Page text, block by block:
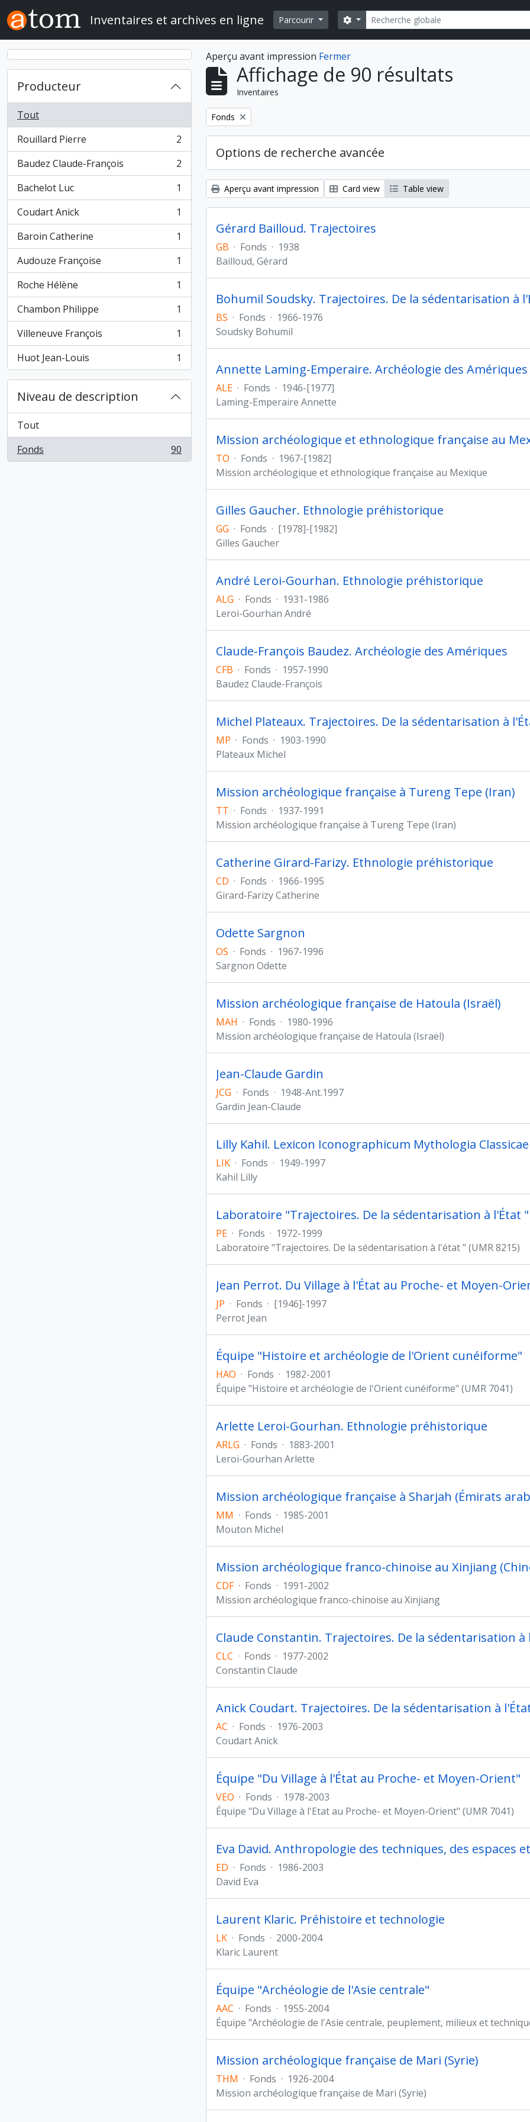
Skip to main content
Inventaires et archives en ligne Parcourir Rechercher
Search options
Producteur
Tout
Rouillard Pierre
, 2 résultats
2
Baudez Claude-François
, 2 résultats
2
Bachelot Luc
, 1 résultats
1
Coudart Anick
, 1 résultats
1
Baroin Catherine
, 1 résultats
1
Audouze Françoise
, 1 résultats
1
Roche Hélène
, 1 résultats
1
Chambon Philippe
, 1 résultats
1
Villeneuve François
, 1 résultats
1
Huot Jean-Louis
, 1 résultats 1
Niveau de description
Tout
Fonds
, 90 résultats 90
Aperçu avant impression Fermer
Affichage de 90 résultats
Inventaires
Remove filter:
Fonds
Options de recherche avancée
Aperçu avant impression Card view Table view
Gérard Bailloud. Trajectoires
GB · Fonds · 1938
Bailloud, Gérard
Bohumil Soudsky. Trajectoires. De la sédentarisation à
BS · Fonds · 1966-1976
Soudsky Bohumil
Annette Laming-Emperaire. Archéologie des Amériques
ALE · Fonds · 1946-[1977]
Laming-Emperaire Annette
Mission archéologique et ethnologique française au
TO · Fonds · 1967-[1982]
Mission archéologique et ethnologique française au Mexique
Gilles Gaucher. Ethnologie préhistorique
GG · Fonds · [1978]-[1982]
Gilles Gaucher
André Leroi-Gourhan. Ethnologie préhistorique
ALG · Fonds · 1931-1986
Leroi-Gourhan André
Claude-François Baudez. Archéologie des Amériques
CFB · Fonds · 1957-1990
Baudez Claude-François
Michel Plateaux. Trajectoires. De la sédentarisation à
MP · Fonds · 1903-1990
Plateaux Michel
Mission archéologique française à Tureng Tepe (Iran)
TT · Fonds · 1937-1991
Mission archéologique française à Tureng Tepe (Iran)
Catherine Girard-Farizy. Ethnologie préhistorique
CD · Fonds · 1966-1995
Girard-Farizy Catherine
Odette Sargnon
OS · Fonds · 1967-1996
Sargnon Odette
Mission archéologique française de Hatoula (Israël)
MAH · Fonds · 1980-1996
Mission archéologique française de Hatoula (Israël)
Jean-Claude Gardin
JCG · Fonds · 1948-Ant.1997
Gardin Jean-Claude
Lilly Kahil. Lexicon Iconographicum Mythologia Classicae
LIK · Fonds · 1949-1997
Kahil Lilly
Laboratoire "Trajectoires. De la sédentarisation à l'État "
PE · Fonds · 1972-1999
Laboratoire "Trajectoires. De la sédentarisation à l'état " (UMR 8215)
Jean Perrot. Du Village à l'État au Proche- et Moyen-
JP · Fonds · [1946]-1997
Perrot Jean
Équipe "Histoire et archéologie de l'Orient cunéiforme"
HAO · Fonds · 1982-2001
Équipe "Histoire et archéologie de l'Orient cunéiforme" (UMR 7041)
Arlette Leroi-Gourhan. Ethnologie préhistorique
ARLG · Fonds · 1883-2001
Leroi-Gourhan Arlette
Mission archéologique française à Sharjah (Émirats
MM · Fonds · 1985-2001
Mouton Michel
Mission archéologique franco-chinoise au Xinjiang
CDF · Fonds · 1991-2002
Mission archéologique franco-chinoise au Xinjiang
Claude Constantin. Trajectoires. De la sédentarisation à
CLC · Fonds · 1977-2002
Constantin Claude
Anick Coudart. Trajectoires. De la sédentarisation à
AC · Fonds · 1976-2003
Coudart Anick
Équipe "Du Village à l'État au Proche- et Moyen-Orient"
VEO · Fonds · 1978-2003
Équipe "Du Village à l'Etat au Proche- et Moyen-Orient" (UMR 7041)
ED · Fonds · 1986-2003
David Eva
Laurent Klaric. Préhistoire et technologie
LK · Fonds · 2000-2004
Klaric Laurent
Équipe "Archéologie de l'Asie centrale"
AAC · Fonds · 1955-2004
Équipe "Archéologie de l'Asie centrale, peuplement, milieux et
Mission archéologique française de Mari (Syrie)
THM · Fonds · 1926-2004
Mission archéologique française de Mari (Syrie)